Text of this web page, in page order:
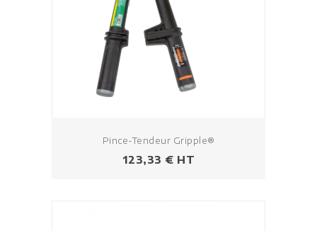
Pince-Tendeur Gripple®
Prix
123,33 € HT